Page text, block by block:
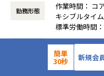
2. 開発プロセスの自動化・ト
・CI/CDパイプラインの整
・開発チームが自律的に運
・最新技術をキャッチアッ
勤務形態
作業時間： コ
キシブルタイ
標準労働時間
働日が20日の
働き方：フレ
時間外労働の
休憩時間： 60分
CORPORATE
客様と共に考え
■オペレーシ
簡単
30秒
新規会